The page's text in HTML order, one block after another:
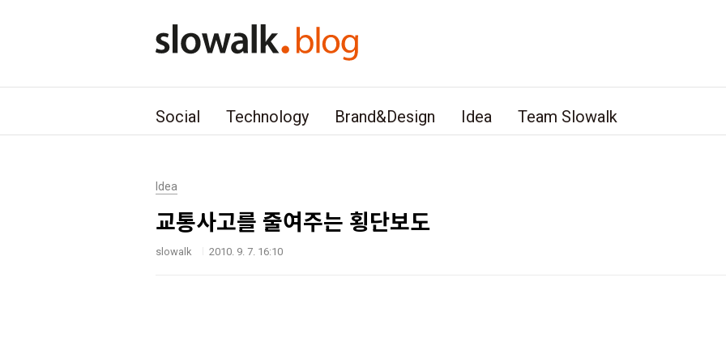
Social Technology Brand&Design Idea Team Slowalk
Idea
교통사고를 줄여주는 횡단보도
slowalk 2010. 9. 7. 16:10